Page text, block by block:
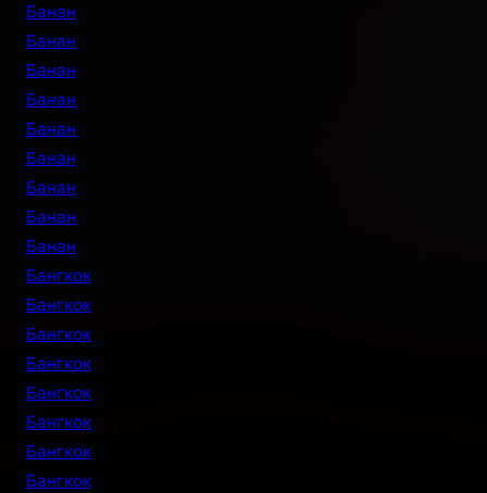
Банан
Банан
Банан
Банан
Банан
Банан
Банан
Банан
Банан
Бангкок
Бангкок
Бангкок
Бангкок
Бангкок
Бангкок
Бангкок
Бангкок